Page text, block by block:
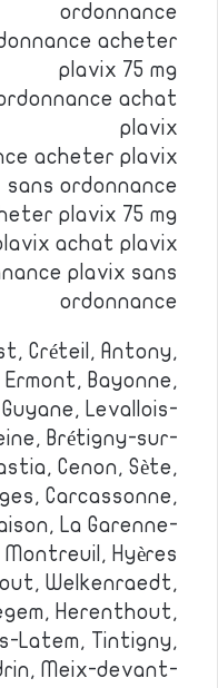
ordonnance
acheter
plavix 75 mg
achat
plavix
acheter plavix
sans ordonnance
plavix 75 mg
achat plavix
plavix sans
ordonnance
Créteil, Antony,
Bayonne,
Levallois-
Brétigny-sur-
Cenon, Sète,
Carcassonne,
La Garenne-
Montreuil, Hyères.
Welkenraedt,
Herenthout,
Latem, Tintigny,
Meix-devant-